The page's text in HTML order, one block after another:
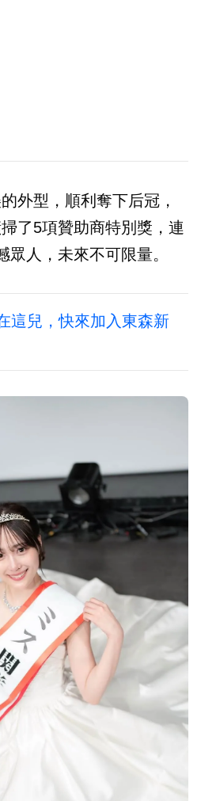
外型，順利奪下后冠，
了5項贊助商特別獎，連
人，未來不可限量。
這兒，快來加入東森新